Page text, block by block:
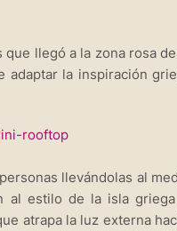
llegó a la zona rosa
la inspiración
llevándolas al
estilo de la isla
atrapa la luz externa